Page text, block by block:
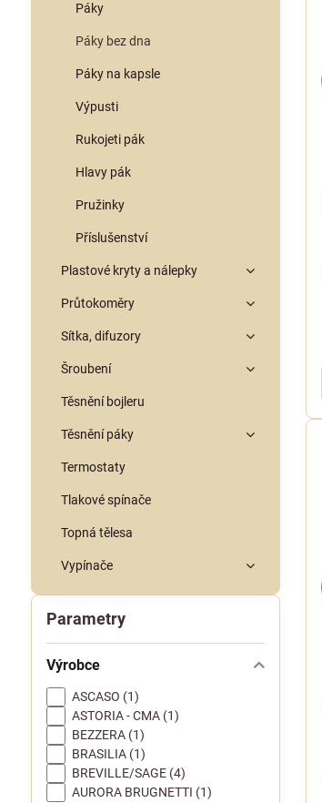
Parametry
Výrobce
ASCASO (1)
ASTORIA - CMA (1)
BEZZERA (1)
BRASILIA (1)
BREVILLE/SAGE (4)
AURORA BRUGNETTI (1)
Páky
Páky bez dna
Páky na kapsle
Výpusti
Rukojeti pák
Hlavy pák
Pružinky
Příslušenství
Plastové kryty a nálepky
Průtokoměry
Sítka, difuzory
Šroubení
Těsnění bojleru
Těsnění páky
Termostaty
Tlakové spínače
Topná tělesa
Vypínače